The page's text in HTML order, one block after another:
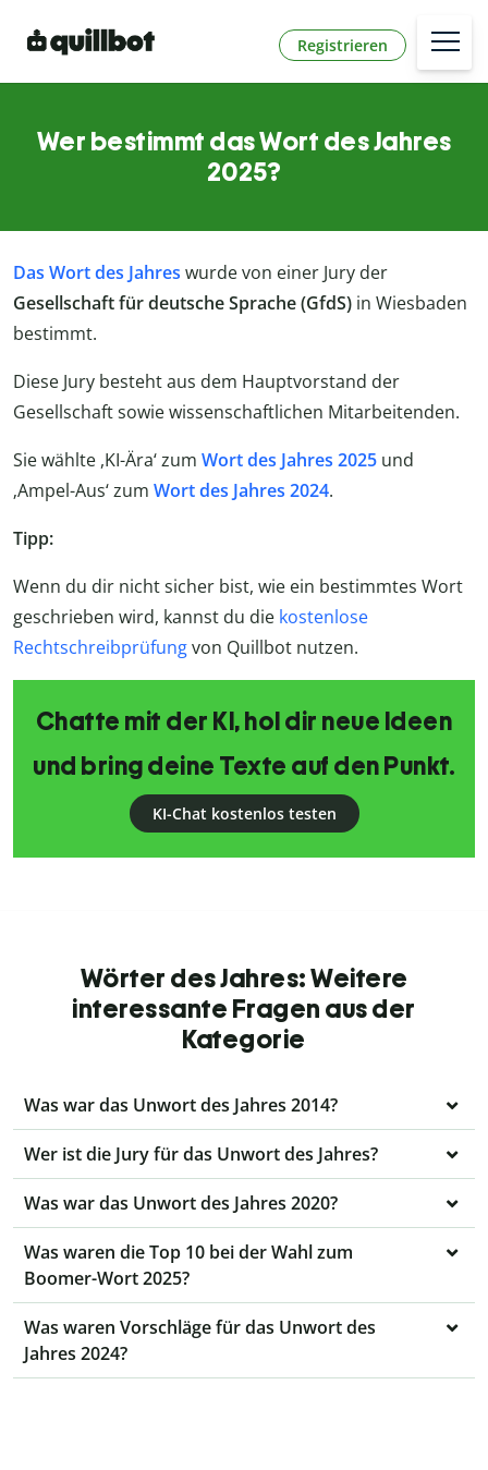
Registrieren
Wer bestimmt das Wort des Jahres
2025?
Das Wort des Jahres wurde von einer Jury der
Gesellschaft für deutsche Sprache (GfdS) in Wiesbaden
bestimmt.
Diese Jury besteht aus dem Hauptvorstand der
Gesellschaft sowie wissenschaftlichen Mitarbeitenden.
Sie wählte ,KI-Ära‘ zum Wort des Jahres 2025 und
‚Ampel-Aus‘ zum Wort des Jahres 2024.
Tipp:
Wenn du dir nicht sicher bist, wie ein bestimmtes Wort
geschrieben wird, kannst du die kostenlose
Rechtschreibprüfungvon Quillbot nutzen.
Chatte mit der KI, hol dir neue Ideen
und bring deine Texte auf den Punkt.
KI-Chat kostenlos testen
Wörter des Jahres: Weitere
interessante Fragen aus der
Kategorie
Was war das Unwort des Jahres 2014?
Wer ist die Jury für das Unwort des Jahres?
Was war das Unwort des Jahres 2020?
Was waren die Top 10 bei der Wahl zum
Boomer-Wort 2025?
Was waren Vorschläge für das Unwort des
Jahres 2024?